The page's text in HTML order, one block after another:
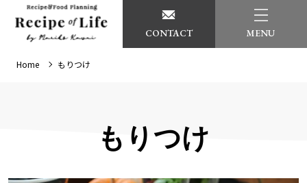
CONTACT MENU
Home もりつけ
もりつけ